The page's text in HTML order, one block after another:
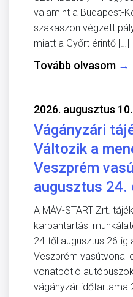
valamint a Budapest-
szakaszon végzett
miatt a Győrt érintő […]
Tovább olvasom →
2026. augusztus 10.
Vágányzári
Változik a
Veszprém
augusztus
A MÁV-START Zrt.
karbantartási
24-től augusztus 26-ig
Veszprém vasútvonal
vonatpótló
vágányzár időtartama